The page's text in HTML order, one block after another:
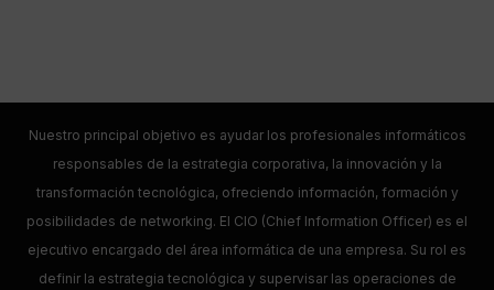
Nuestro principal objetivo es ayudar los profesionales informáticos
responsables de la estrategia corporativa, la innovación y la
transformación tecnológica, ofreciendo información, formación y
posibilidades de networking. El CIO (Chief Information Officer) es el
ejecutivo encargado del área informática de una empresa. Su rol es
definir la estrategia tecnológica y supervisar las operaciones de